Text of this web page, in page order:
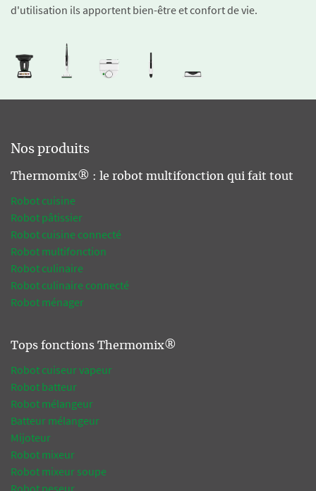
d'utilisation ils apportent bien-être et confort de vie.
Nos produits
Thermomix® : le robot multifonction qui fait tout
Robot cuisine
Robot pâtissier
Robot cuisine connecté
Robot multifonction
Robot culinaire
Robot culinaire connecté
Robot ménager
Tops fonctions Thermomix®
Robot cuiseur vapeur
Robot batteur
Robot mélangeur
Batteur mélangeur
Mijoteur
Robot mixeur
Robot mixeur soupe